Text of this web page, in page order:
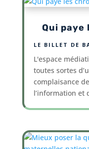
Qui paye
LE BILLET DE
L'espace
toutes sortes
complaisance
l’information et